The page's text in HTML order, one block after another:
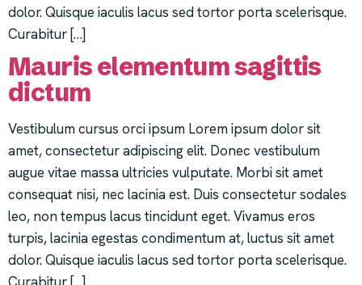
dolor. Quisque iaculis lacus sed tortor porta scelerisque.
Curabitur […]
Mauris elementum sagittis
dictum
Vestibulum cursus orci ipsum Lorem ipsum dolor sit
amet, consectetur adipiscing elit. Donec vestibulum
augue vitae massa ultricies vulputate. Morbi sit amet
consequat nisi, nec lacinia est. Duis consectetur sodales
leo, non tempus lacus tincidunt eget. Vivamus eros
turpis, lacinia egestas condimentum at, luctus sit amet
dolor. Quisque iaculis lacus sed tortor porta scelerisque.